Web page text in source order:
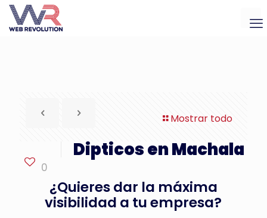
Mostrar todo
0
Dipticos en Machala
¿Quieres dar la máxima
visibilidad a tu empresa?